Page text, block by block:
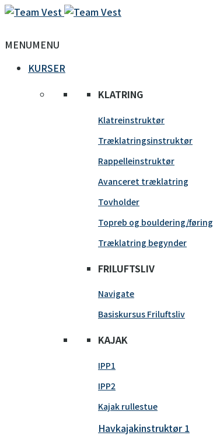
MENUMENU
KURSER
KLATRING
Klatreinstruktør
Træklatringsinstruktør
Rappelleinstruktør
Avanceret træklatring
Tovholder
Topreb og bouldering/føring
Træklatring begynder
FRILUFTSLIV
Navigate
Basiskursus Friluftsliv
KAJAK
IPP1
IPP2
Kajak rullestue
Havkajakinstruktør 1